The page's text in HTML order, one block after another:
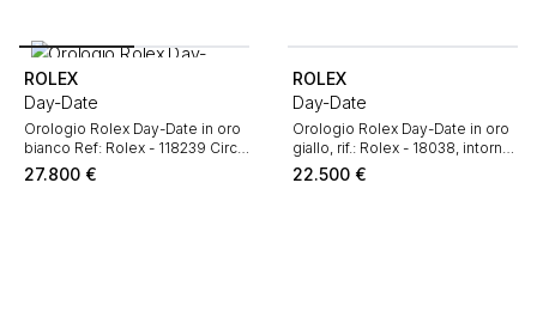
ROLEX
Day-Date
Orologio Rolex Day-Date in oro
bianco Ref: Rolex - 118239 Circa
2002
27.800 €
ROLEX
Day-Date
Orologio Rolex Day-Date in oro
giallo, rif.: Rolex - 18038, intorno
al 1980
22.500 €